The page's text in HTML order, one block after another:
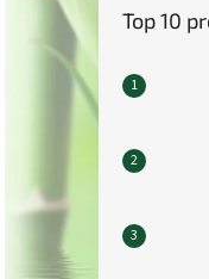
Top 10